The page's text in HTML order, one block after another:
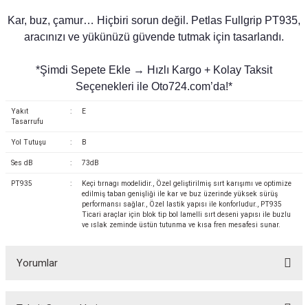
Kar, buz, çamur… Hiçbiri sorun değil. Petlas Fullgrip PT935,
aracınızı ve yükünüzü güvende tutmak için tasarlandı.
*Şimdi Sepete Ekle → Hızlı Kargo + Kolay Taksit
Seçenekleri ile Oto724.com’da!*
Yakıt
Tasarrufu
: E
Yol Tutuşu : B
Ses dB : 73dB
PT935 :
Keçi tırnagı modelidir., Özel geliştirilmiş sırt karışımı ve optimize
edilmiş taban genişliği ile kar ve buz üzerinde yüksek sürüş
performansı sağlar., Özel lastik yapısı ile konforludur., PT935
Ticari araçlar için blok tip bol lamelli sırt deseni yapısı ile buzlu
ve ıslak zeminde üstün tutunma ve kısa fren mesafesi sunar.
Yorumlar